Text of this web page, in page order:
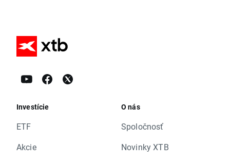
Investície
ETF
Akcie
O nás
Spoločnosť
Novinky XTB